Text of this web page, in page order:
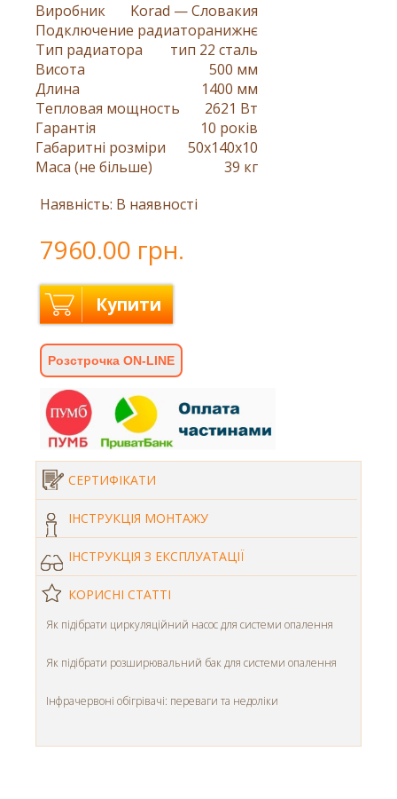
Виробник
Korad — Словакия
Подключение радиаторанижнє
Тип радиатора
тип 22 сталь
Висота
500 мм
Длина
1400 мм
Тепловая мощность
2621 Вт
Гарантія
10 років
Габаритні розміри
50x140x10
Маса (не більше)
39 кг
Наявність: В наявності
7960.00 грн.
Купити
Розстрочка ON-LINE
СЕРТИФІКАТИ
ІНСТРУКЦІЯ МОНТАЖУ
ІНСТРУКЦІЯ З ЕКСПЛУАТАЦІЇ
КОРИСНІ СТАТТІ
Як підібрати циркуляційний насос для системи опалення
Як підібрати розширювальний бак для системи опалення
Інфрачервоні обігрівачі: переваги та недоліки